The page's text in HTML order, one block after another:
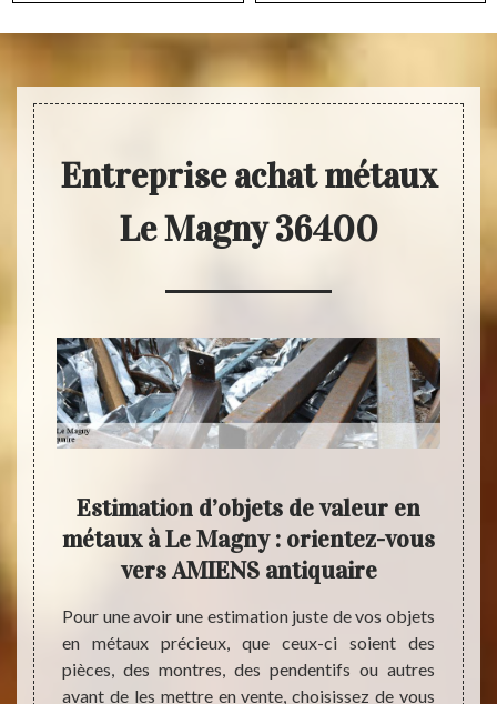
Entreprise achat métaux
Le Magny 36400
Le
des
ses
Estimation d’objets de valeur en
métaux à Le Magny : orientez-vous
vers AMIENS antiquaire
Pour une avoir une estimation juste de vos objets
en métaux précieux, que ceux-ci soient des
pièces, des montres, des pendentifs ou autres
avant de les mettre en vente, choisissez de vous
Que
des